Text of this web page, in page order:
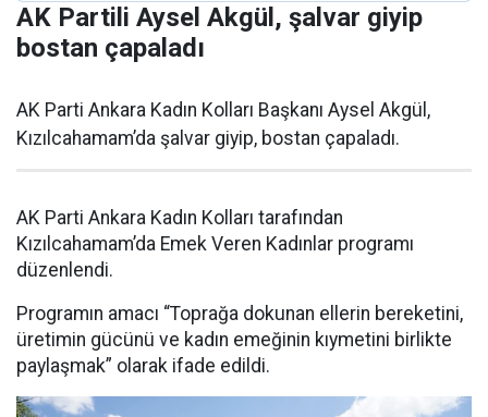
AK Partili Aysel Akgül, şalvar giyip
bostan çapaladı
AK Parti Ankara Kadın Kolları Başkanı Aysel Akgül,
Kızılcahamam’da şalvar giyip, bostan çapaladı.
AK Parti Ankara Kadın Kolları tarafından
Kızılcahamam’da Emek Veren Kadınlar programı
düzenlendi.
Programın amacı “Toprağa dokunan ellerin bereketini,
üretimin gücünü ve kadın emeğinin kıymetini birlikte
paylaşmak” olarak ifade edildi.